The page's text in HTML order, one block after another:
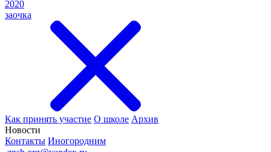
2020
заочка
Как принять участие О школе Архив
Новости
Контакты Иногородним